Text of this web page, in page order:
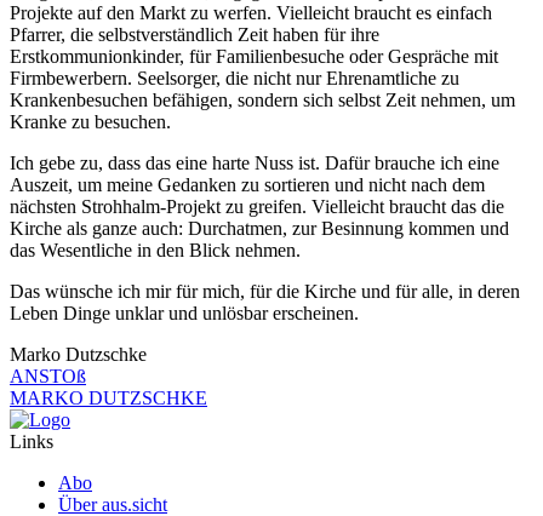
Projekte auf den Markt zu werfen. Vielleicht braucht es einfach
Pfarrer, die selbstverständlich Zeit haben für ihre
Erstkommunionkinder, für Familienbesuche oder Gespräche mit
Firmbewerbern. Seelsorger, die nicht nur Ehrenamtliche zu
Krankenbesuchen befähigen, sondern sich selbst Zeit nehmen, um
Kranke zu besuchen.
Ich gebe zu, dass das eine harte Nuss ist. Dafür brauche ich eine
Auszeit, um meine Gedanken zu sortieren und nicht nach dem
nächsten Strohhalm-Projekt zu greifen. Vielleicht braucht das die
Kirche als ganze auch: Durchatmen, zur Besinnung kommen und
das Wesentliche in den Blick nehmen.
Das wünsche ich mir für mich, für die Kirche und für alle, in deren
Leben Dinge unklar und unlösbar erscheinen.
Marko Dutzschke
ANSTOß
MARKO DUTZSCHKE
Links
Abo
Über aus.sicht